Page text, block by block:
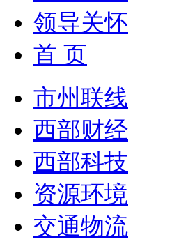
领导关怀
首 页
市州联线
西部财经
西部科技
资源环境
交通物流